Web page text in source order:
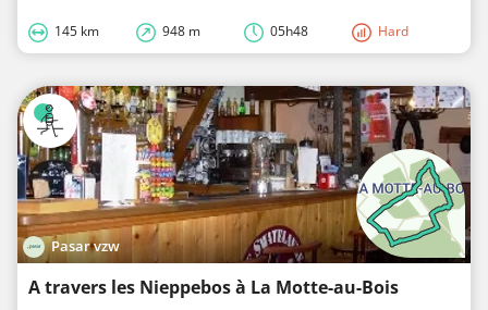
145 km 948 m 05h48 Hard
Pasar vzw
A travers les Nieppebos à La Motte-au-Bois